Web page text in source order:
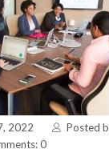
2022 Posted
0